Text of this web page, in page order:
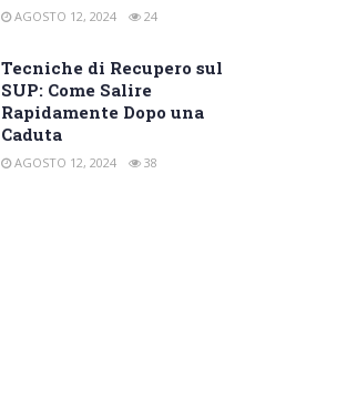
AGOSTO 12, 2024 24
Tecniche di Recupero sul
SUP: Come Salire
Rapidamente Dopo una
Caduta
AGOSTO 12, 2024 38